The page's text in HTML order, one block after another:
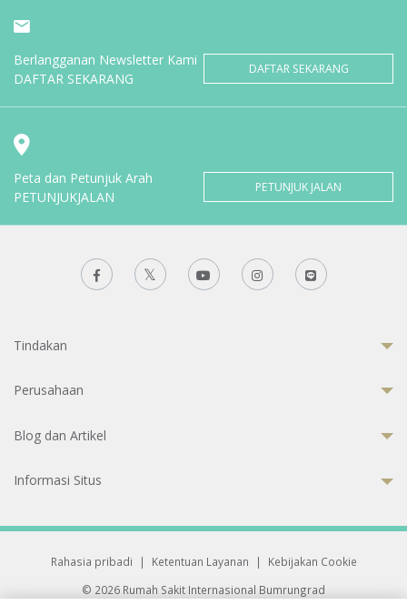
Berlangganan Newsletter Kami
DAFTAR SEKARANG
DAFTAR SEKARANG
Peta dan Petunjuk Arah
PETUNJUKJALAN
PETUNJUK JALAN
Tindakan
Perusahaan
Blog dan Artikel
Informasi Situs
Rahasia pribadi | Ketentuan Layanan |
Kebijakan Cookie
© 2026 Rumah Sakit Internasional Bumrungrad